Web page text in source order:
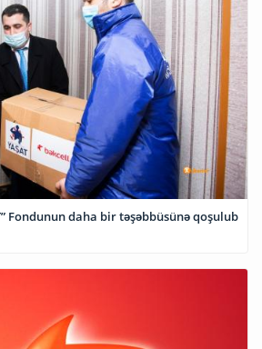
Fondunun daha bir təşəbbüsünə qoşulub